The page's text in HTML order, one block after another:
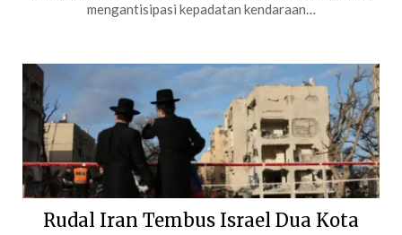
mengantisipasi kepadatan kendaraan…
Rudal Iran Tembus Israel Dua Kota